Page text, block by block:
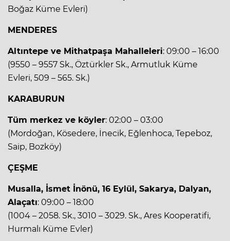
Boğaz Küme Evleri)
MENDERES
Altıntepe ve Mithatpaşa Mahalleleri: 09:00 – 16:00
(9550 – 9557 Sk., Öztürkler Sk., Armutluk Küme
Evleri, 509 – 565. Sk.)
KARABURUN
Tüm merkez ve köyler: 02:00 – 03:00
(Mordoğan, Kösedere, İnecik, Eğlenhoca, Tepeboz,
Saip, Bozköy)
ÇEŞME
Musalla, İsmet İnönü, 16 Eylül, Sakarya, Dalyan,
Alaçatı: 09:00 – 18:00
(1004 – 2058. Sk., 3010 – 3029. Sk., Ares Kooperatifi,
Hurmalı Küme Evler)